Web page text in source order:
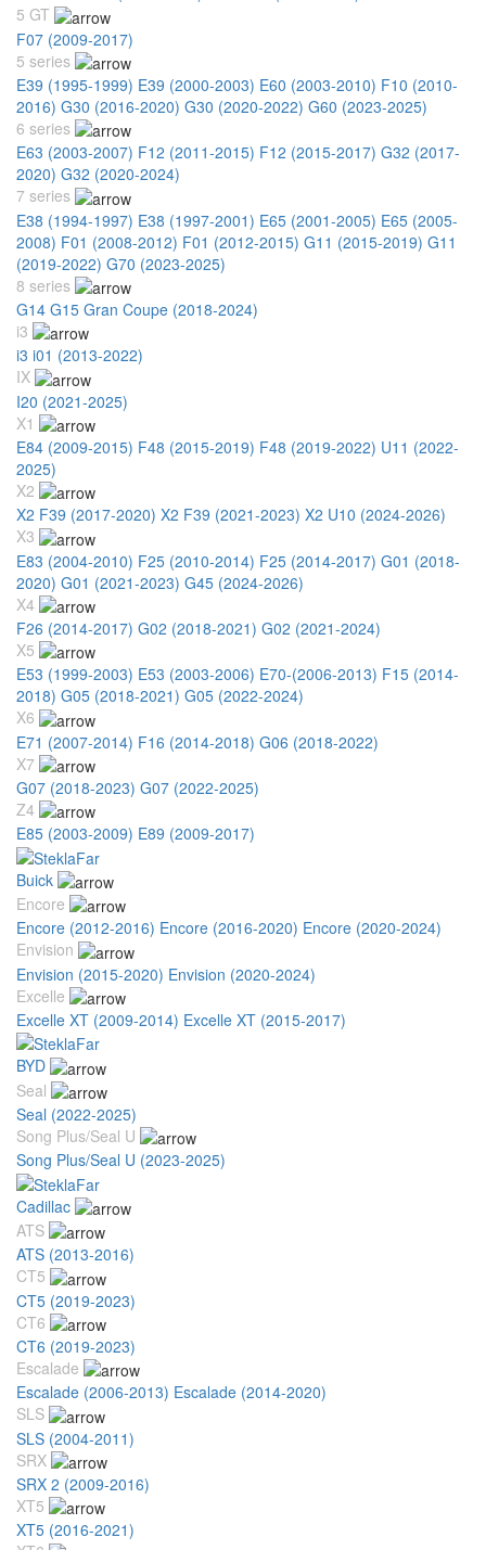
5 GT
F07 (2009-2017)
5 series
E39 (1995-1999) E39 (2000-2003) E60 (2003-2010) F10 (2010-
2016) G30 (2016-2020) G30 (2020-2022) G60 (2023-2025)
6 series
E63 (2003-2007) F12 (2011-2015) F12 (2015-2017) G32 (2017-
2020) G32 (2020-2024)
7 series
E38 (1994-1997) E38 (1997-2001) E65 (2001-2005) E65 (2005-
2008) F01 (2008-2012) F01 (2012-2015) G11 (2015-2019) G11
(2019-2022) G70 (2023-2025)
8 series
G14 G15 Gran Coupe (2018-2024)
i3
i3 i01 (2013-2022)
IX
I20 (2021-2025)
X1
E84 (2009-2015) F48 (2015-2019) F48 (2019-2022) U11 (2022-
2025)
X2
X2 F39 (2017-2020) X2 F39 (2021-2023) X2 U10 (2024-2026)
X3
E83 (2004-2010) F25 (2010-2014) F25 (2014-2017) G01 (2018-
2020) G01 (2021-2023) G45 (2024-2026)
X4
F26 (2014-2017) G02 (2018-2021) G02 (2021-2024)
X5
E53 (1999-2003) E53 (2003-2006) E70-(2006-2013) F15 (2014-
2018) G05 (2018-2021) G05 (2022-2024)
X6
E71 (2007-2014) F16 (2014-2018) G06 (2018-2022)
X7
G07 (2018-2023) G07 (2022-2025)
Z4
E85 (2003-2009) E89 (2009-2017)
Buick
Encore
Encore (2012-2016) Encore (2016-2020) Encore (2020-2024)
Envision
Envision (2015-2020) Envision (2020-2024)
Excelle
Excelle XT (2009-2014) Excelle XT (2015-2017)
BYD
Seal
Seal (2022-2025)
Song Plus/Seal U
Song Plus/Seal U (2023-2025)
Cadillac
ATS
ATS (2013-2016)
CT5
CT5 (2019-2023)
CT6
CT6 (2019-2023)
Escalade
Escalade (2006-2013) Escalade (2014-2020)
SLS
SLS (2004-2011)
SRX
SRX 2 (2009-2016)
XT5
XT5 (2016-2021)